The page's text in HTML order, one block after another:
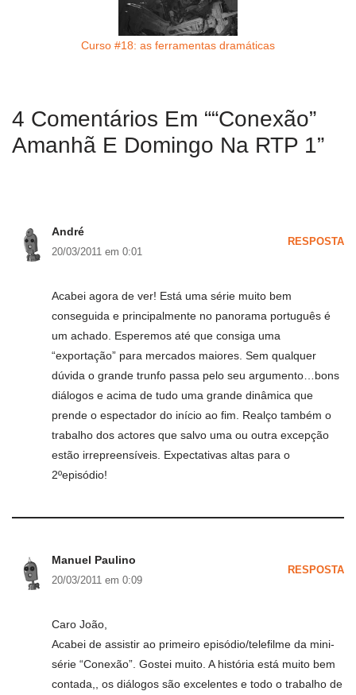
Curso #18: as ferramentas dramáticas
4 Comentários Em ““Conexão”
Amanhã E Domingo Na RTP 1”
André
20/03/2011 em 0:01
RESPOSTA
Acabei agora de ver! Está uma série muito bem
conseguida e principalmente no panorama português é
um achado. Esperemos até que consiga uma
“exportação” para mercados maiores. Sem qualquer
dúvida o grande trunfo passa pelo seu argumento…bons
diálogos e acima de tudo uma grande dinâmica que
prende o espectador do início ao fim. Realço também o
trabalho dos actores que salvo uma ou outra excepção
estão irrepreensíveis. Expectativas altas para o
2ºepisódio!
Manuel Paulino
20/03/2011 em 0:09
RESPOSTA
Caro João,
Acabei de assistir ao primeiro episódio/telefilme da mini-
série “Conexão”. Gostei muito. A história está muito bem
contada,, os diálogos são excelentes e todo o trabalho de